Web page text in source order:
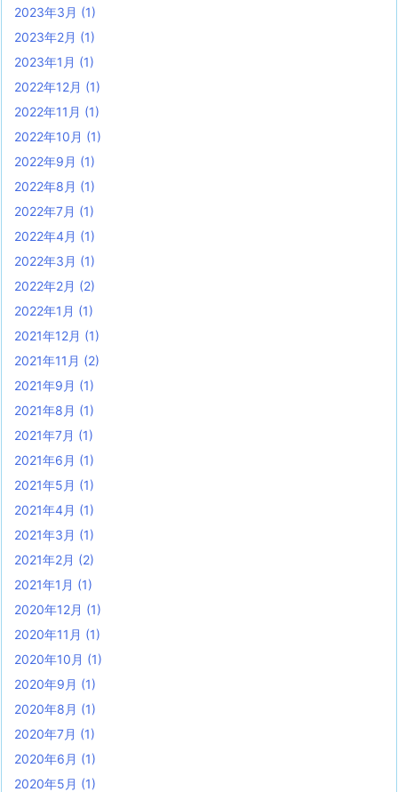
2023年3月 (1)
2023年2月 (1)
2023年1月 (1)
2022年12月 (1)
2022年11月 (1)
2022年10月 (1)
2022年9月 (1)
2022年8月 (1)
2022年7月 (1)
2022年4月 (1)
2022年3月 (1)
2022年2月 (2)
2022年1月 (1)
2021年12月 (1)
2021年11月 (2)
2021年9月 (1)
2021年8月 (1)
2021年7月 (1)
2021年6月 (1)
2021年5月 (1)
2021年4月 (1)
2021年3月 (1)
2021年2月 (2)
2021年1月 (1)
2020年12月 (1)
2020年11月 (1)
2020年10月 (1)
2020年9月 (1)
2020年8月 (1)
2020年7月 (1)
2020年6月 (1)
2020年5月 (1)